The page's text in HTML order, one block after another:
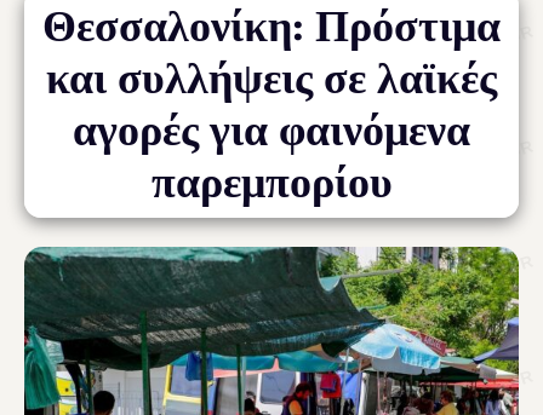
Θεσσαλονίκη: Πρόστιμα
και συλλήψεις σε λαϊκές
αγορές για φαινόμενα
παρεμπορίου